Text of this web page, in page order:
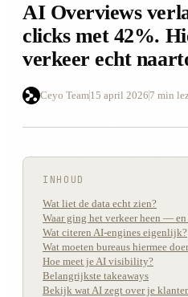
AI Overviews
clicks met 42%.
verkeer echt
Ceyo Team15 april 2026 7 min
INHOUD
Wat liet de data echt zien?
Waar ging het verkeer heen — en
Wat citeren AI-engines eigenlijk?
Wat moeten bureaus hiermee
Hoe meet je AI visibility?
Belangrijkste takeaways
Bekijk wat AI zegt over je